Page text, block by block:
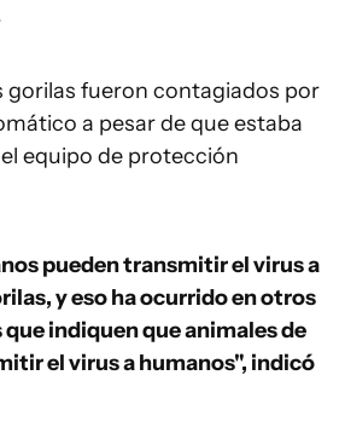
gorilas fueron contagiados por
a pesar de que estaba
equipo de protección
pueden transmitir el virus a
y eso ha ocurrido en otros
que indiquen que animales de
el virus a humanos", indicó